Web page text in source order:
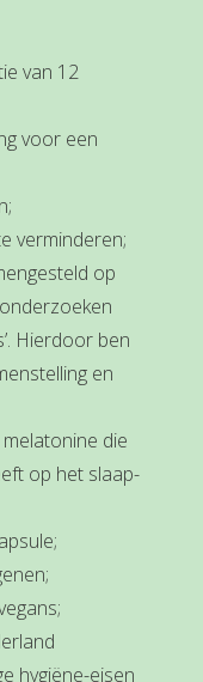
van 12
voor een
verminderen;
op
Hierdoor ben
en
die
op het slaap-
hygiëne-eisen